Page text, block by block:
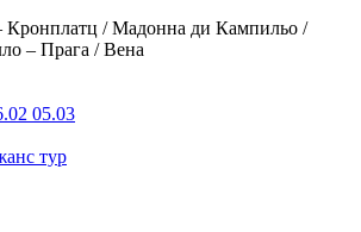
Кронплатц / Мадонна ди Кампильо /
– Прага / Вена
05.03
тур